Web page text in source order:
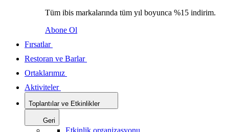
Tüm ibis markalarında tüm yıl boyunca %15 indirim.
Abone Ol
Fırsatlar
Restoran ve Barlar
Ortaklarımız
Aktiviteler
Toplantılar ve Etkinlikler
Geri
Etkinlik organizasyonu